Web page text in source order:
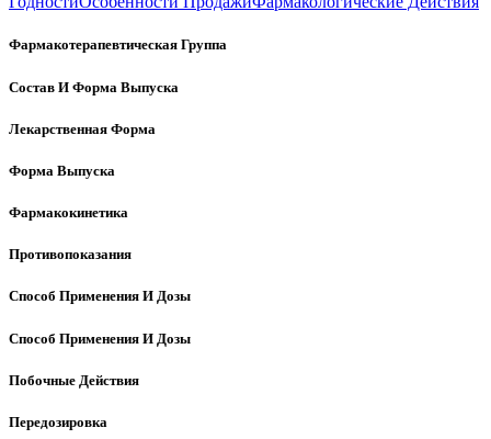
Фармакотерапевтическая Группа
Состав И Форма Выпуска
Лекарственная Форма
Форма Выпуска
Фармакокинетика
Противопоказания
Способ Применения И Дозы
Способ Применения И Дозы
Побочные Действия
Передозировка